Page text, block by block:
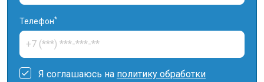
Телефон*
Я соглашаюсь на политику обработки